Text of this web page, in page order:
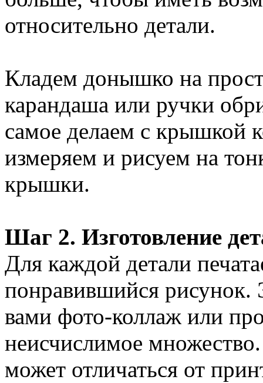
относительно детали.
Кладем донышко на
карандаша или ручки
самое делаем с крышкой
измеряем и рисуем на
крышки.
Шаг 2. Изготовление
Для каждой детали
понравившийся
вами фото-коллаж или
неисчислимое
может отличаться от